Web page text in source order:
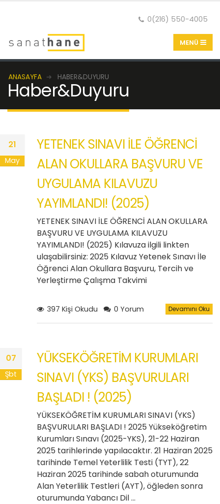
0(216) 550-4005
ANASAYFA HABER&DUYURU
Haber&Duyuru
21
May
YETENEK SINAVI İLE ÖĞRENCİ
ALAN OKULLARA BAŞVURU VE
UYGULAMA KILAVUZU
YAYIMLANDI! (2025)
YETENEK SINAVI İLE ÖĞRENCİ ALAN OKULLARA
BAŞVURU VE UYGULAMA KILAVUZU
YAYIMLANDI! (2025) Kılavuza ilgili linkten
ulaşabilirsiniz: 2025 Kılavuz Yetenek Sınavı İle
Öğrenci Alan Okullara Başvuru, Tercih ve
Yerleştirme Çalışma Takvimi
397 Kişi Okudu 0 Yorum Devamını Oku
07
Şbt
YÜKSEKÖĞRETİM KURUMLARI
SINAVI (YKS) BAŞVURULARI
BAŞLADI ! (2025)
YÜKSEKÖĞRETİM KURUMLARI SINAVI (YKS)
BAŞVURULARI BAŞLADI ! 2025 Yükseköğretim
Kurumları Sınavı (2025-YKS), 21-22 Haziran
2025 tarihlerinde yapılacaktır. 21 Haziran 2025
tarihinde Temel Yeterlilik Testi (TYT), 22
Haziran 2025 tarihinde sabah oturumunda
Alan Yeterlilik Testleri (AYT), öğleden sonra
oturumunda Yabancı Dil …